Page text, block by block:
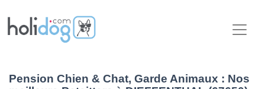
Pension Chien & Chat, Garde Animaux : Nos